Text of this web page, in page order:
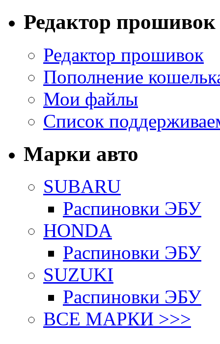
Редактор прошивок
Редактор прошивок
Пополнение
Мои файлы
Список
Марки авто
SUBARU
Распиновки ЭБУ
HONDA
Распиновки ЭБУ
SUZUKI
Распиновки ЭБУ
ВСЕ МАРКИ >>>